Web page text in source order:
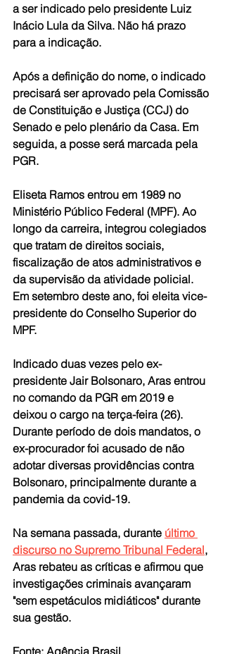
a ser indicado pelo presidente Luiz
Inácio Lula da Silva. Não há prazo
para a indicação.
Após a definição do nome, o indicado
precisará ser aprovado pela Comissão
de Constituição e Justiça (CCJ) do
Senado e pelo plenário da Casa. Em
seguida, a posse será marcada pela
PGR.
Eliseta Ramos entrou em 1989 no
Ministério Público Federal (MPF). Ao
longo da carreira, integrou colegiados
que tratam de direitos sociais,
fiscalização de atos administrativos e
da supervisão da atividade policial.
Em setembro deste ano, foi eleita vice-
presidente do Conselho Superior do
MPF.
Indicado duas vezes pelo ex-
presidente Jair Bolsonaro, Aras entrou
no comando da PGR em 2019 e
deixou o cargo na terça-feira (26).
Durante período de dois mandatos, o
ex-procurador foi acusado de não
adotar diversas providências contra
Bolsonaro, principalmente durante a
pandemia da covid-19.
Na semana passada, durante último
discurso no Supremo Tribunal Federal,
Aras rebateu as críticas e afirmou que
investigações criminais avançaram
"sem espetáculos midiáticos" durante
sua gestão.
Fonte: Agência Brasil